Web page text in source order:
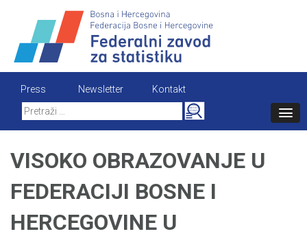
content
Press Newsletter
Kontakt
Search
for:
VISOKO OBRAZOVANJE U
FEDERACIJI BOSNE I
HERCEGOVINE U